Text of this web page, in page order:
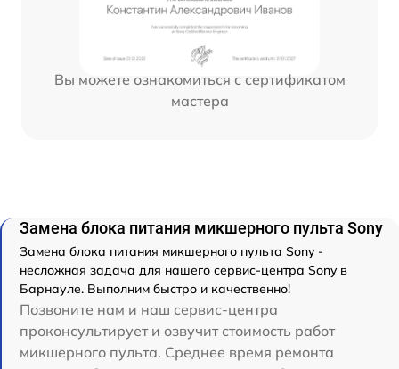
Вы можете ознакомиться с сертификатом
мастера
Замена блока питания микшерного пульта Sony
Замена блока питания микшерного пульта Sony -
несложная задача для нашего сервис-центра Sony в
Барнауле. Выполним быстро и качественно!
Позвоните нам и наш сервис-центра
проконсультирует и озвучит стоимость работ
микшерного пульта. Среднее время ремонта